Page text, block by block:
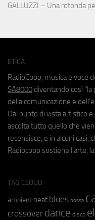
GALLUZZI – Una rotonda
ETICA
RadioCoop, musica e voce
SA8000 diventando così
della comunicazione e
Dal punto di vista artistico
ascolta tutto quello che
recensisce, e in alcuni casi,
Radiocoop sostiene l'arte,
TAG CLOUD
ambient beat blues bossa
crossover dance disco